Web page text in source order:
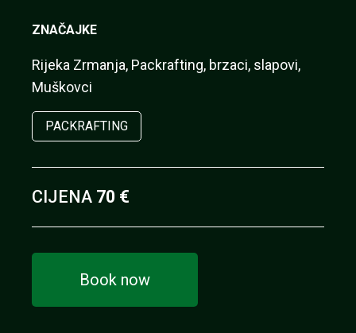
ZNAČAJKE
Rijeka Zrmanja, Packrafting, brzaci, slapovi,
Muškovci
PACKRAFTING
CIJENA 70 €
Book now